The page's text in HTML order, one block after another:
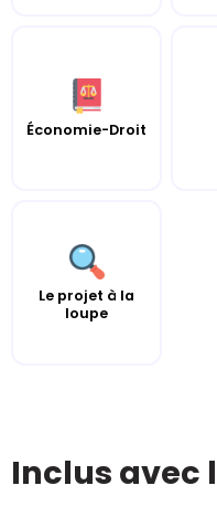
Économie-Droit
Le projet à la
loupe
Inclus avec